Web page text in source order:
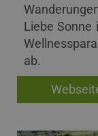
Liebe Sonne
ab.